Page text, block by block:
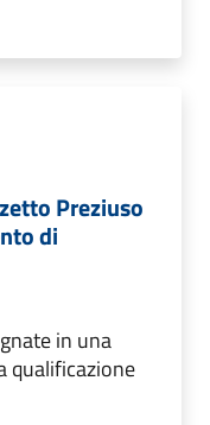
Preziuso
di
in una
qualificazione